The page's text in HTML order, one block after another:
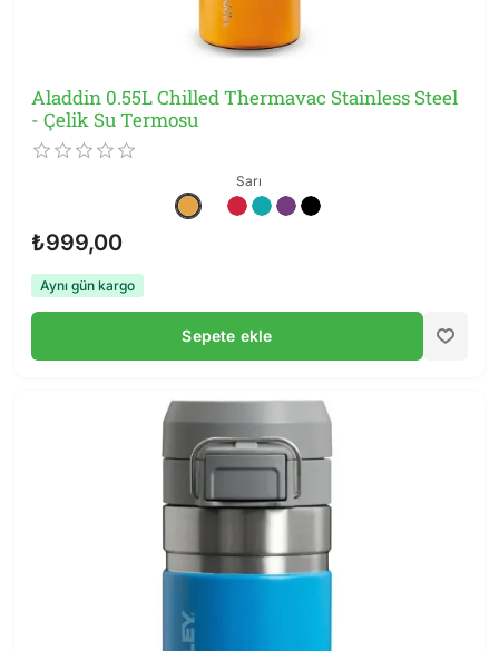
Aladdin 0.55L Chilled Thermavac Stainless Steel
- Çelik Su Termosu
Sarı
₺999,00
Aynı gün kargo
Sepete ekle